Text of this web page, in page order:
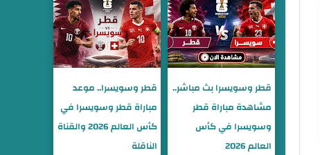
قطر وسويسرا بث مباشر..
مشاهدة مباراة قطر
وسويسرا في كأس
العالم 2026
قطر وسويسرا.. موعد
مباراة قطر وسويسرا في
كأس العالم 2026 والقناة
الناقلة